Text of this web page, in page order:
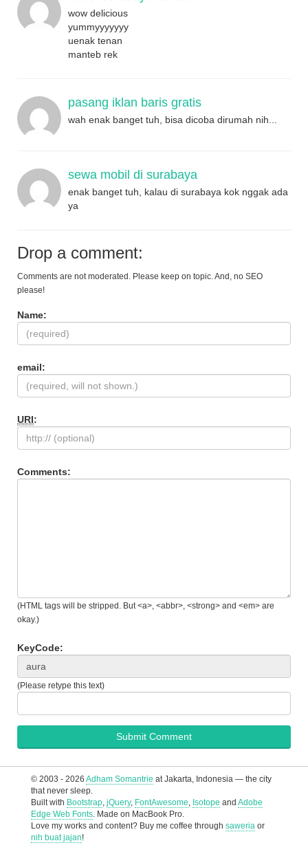
wow delicious
yummyyyyyyy
uenak tenan
manteb rek
pasang iklan baris gratis
wah enak banget tuh, bisa dicoba dirumah nih...
sewa mobil di surabaya
enak banget tuh, kalau di surabaya kok nggak ada
ya
Drop a comment:
Comments are not moderated. Please keep on topic. And, no SEO
please!
Name:
email:
URI:
Comments:
(HTML tags will be stripped. But <a>, <abbr>, <strong> and <em> are
okay.)
KeyCode:
(Please retype this text)
© 2003 - 2026 Adham Somantrie at Jakarta, Indonesia — the city
that never sleep.
Built with Bootstrap, jQuery, FontAwesome, Isotope and Adobe
Edge Web Fonts. Made on MacBook Pro.
Love my works and content? Buy me coffee through saweria or
nih buat jajan!